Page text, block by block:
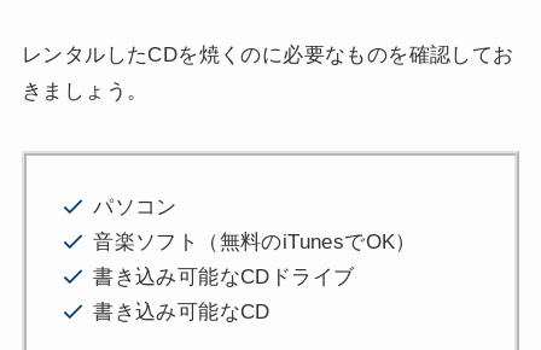
レンタルしたCDを焼くのに必要なものを確認してお
きましょう。
パソコン
音楽ソフト（無料のiTunesでOK）
書き込み可能なCDドライブ
書き込み可能なCD